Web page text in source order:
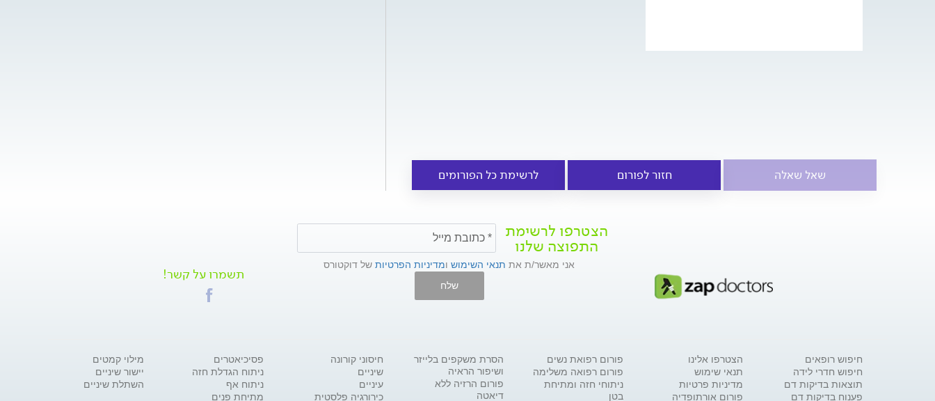
שאל שאלה חזור לפורום לרשימת כל הפורומים
הצטרפו לרשימת
התפוצה שלנו
אני מאשר/ת את תנאי השימוש ומדיניות הפרטיות של דוקטורס
שלח
תשמרו על קשר!
חיפוש רופאים
חיפוש חדרי לידה
תוצאות בדיקות דם
פענוח בדיקות דם
הצטרפו אלינו
תנאי שימוש
מדיניות פרטיות
פורום אורתופדיה
פורום רפואת נשים
פורום רפואה משלימה
ניתוחי חזה ומתיחת
בטן
הסרת משקפים בלייזר
ושיפור הראיה
פורום הרזיה ללא
דיאטה
חיסוני קורונה
שיניים
עיניים
כירורגיה פלסטית
פסיכיאטרים
ניתוח הגדלת חזה
ניתוח אף
מתיחת פנים
מילוי קמטים
יישור שיניים
השתלת שיניים